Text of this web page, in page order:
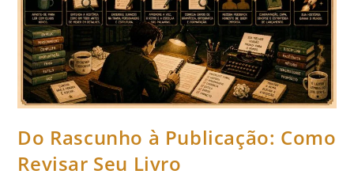
Do Rascunho à Publicação: Como
Revisar Seu Livro